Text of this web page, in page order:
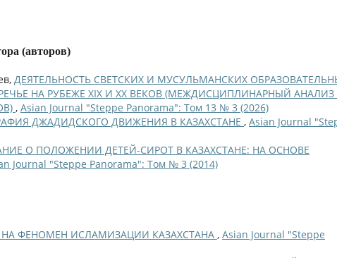
(авторов)
ДЕЯТЕЛЬНОСТЬ СВЕТСКИХ И МУСУЛЬМАНСКИХ
НА РУБЕЖЕ XIX И XX ВЕКОВ (МЕЖДИСЦИПЛИНАРНЫЙ АНАЛИЗ
, Asian Journal "Steppe Panorama": Том 13 № 3 (2026)
ДЖАДИДСКОГО ДВИЖЕНИЯ В КАЗАХСТАНЕ , Asian Journal
О ПОЛОЖЕНИИ ДЕТЕЙ-СИРОТ В КАЗАХСТАНЕ: НА ОСНОВЕ
Journal "Steppe Panorama": Том № 3 (2014)
ФЕНОМЕН ИСЛАМИЗАЦИИ КАЗАХСТАНА , Asian Journal "Steppe